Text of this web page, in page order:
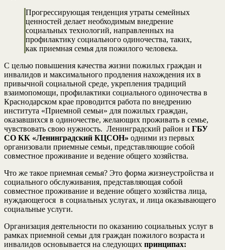
Прогрессирующая тенденция утраты семейных
ценностей делает необходимым внедрение
социальных технологий, направленных на
профилактику социального одиночества, таких,
как приемная семья для пожилого человека.
С целью повышения качества жизни пожилых граждан и
инвалидов и максимального продления нахождения их в
привычной социальной среде, укрепления традиций
взаимопомощи, профилактики социального одиночества в
Краснодарском крае проводится работа по внедрению
института «Приемной семьи» для пожилых граждан,
оказавшихся в одиночестве, желающих проживать в семье,
чувствовать свою нужность. Ленинградский район и ГБУ
СО КК «Ленинградский КЦСОН» одними из первых
организовали приемные семьи, представляющие собой
совместное проживание и ведение общего хозяйства.
Что же такое приемная семья? Это форма жизнеустройства и
социального обслуживания, представляющая собой
совместное проживание и ведение общего хозяйства лица,
нуждающегося в социальных услугах, и лица оказывающего
социальные услуги.
Организация деятельности по оказанию социальных услуг в
рамках приемной семьи для граждан пожилого возраста и
инвалидов основывается на следующих принципах: